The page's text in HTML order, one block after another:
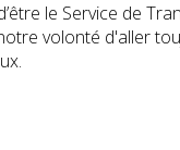
le Service de
volonté d'aller